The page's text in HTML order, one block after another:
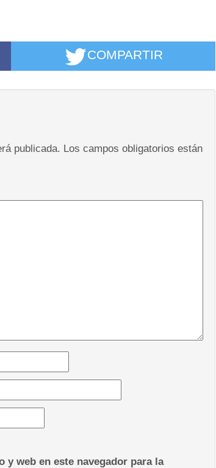
COMPARTIR
publicada. Los campos obligatorios están
web en este navegador para la